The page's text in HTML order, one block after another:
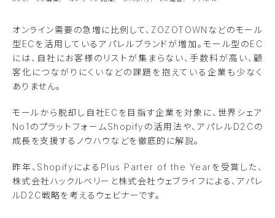
オンライン需要の急増に比例して、ZOZOTOWNなどのモール
型ECを活用しているアパレルブランドが増加。モール型のEC
には、自社にお客様のリストが集まらない、手数料が高い、顧
客化につながりにくいなどの課題を抱えている企業も少なく
ありません。
モールから脱却し自社ECを目指す企業を対象に、世界シェア
No1のプラットフォームShopifyの活用法や、アパレルD2Cの
成長を支援するノウハウなどを徹底的に解説。
昨年、ShopifyによるPlus Parter of the Yearを受賞した、
株式会社ハックルベリーと株式会社ウェブライフによる、アパレ
ルD2C戦略を考えるウェビナーです。